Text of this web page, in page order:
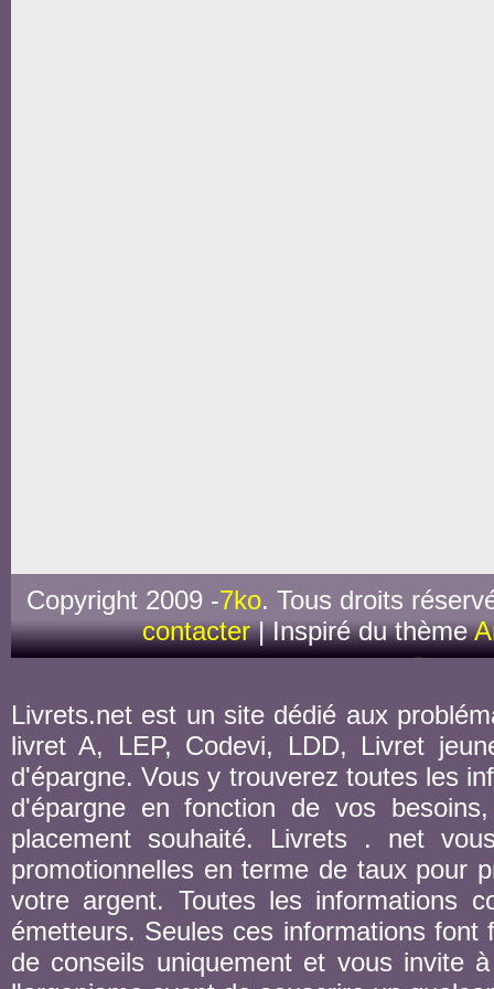
Copyright 2009 -7ko. Tous droits
contacter| Inspiré du thème
Livrets.net est un site dédié aux
livret A, LEP, Codevi, LDD, Livret
d'épargne. Vous y trouverez toutes les
d'épargne en fonction de vos
placement souhaité. Livrets . net
promotionnelles en terme de taux pour
votre argent. Toutes les informations
émetteurs. Seules ces informations
de conseils uniquement et vous invite